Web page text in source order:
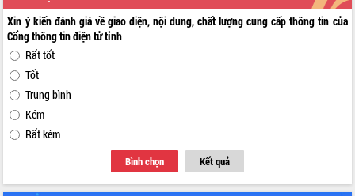
Xin ý kiến đánh giá về giao diện, nội dung, chất lượng cung cấp thông tin của
Cổng thông tin điện tử tỉnh
Rất tốt
Tốt
Trung bình
Kém
Rất kém
Bình chọn Kết quả